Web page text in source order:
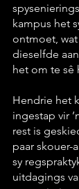
kampus het
ontmoet,
dieselfde
het om te sê
Hendrie het
ingestap vir
rest is
paar skouer-
sy
uitdagings